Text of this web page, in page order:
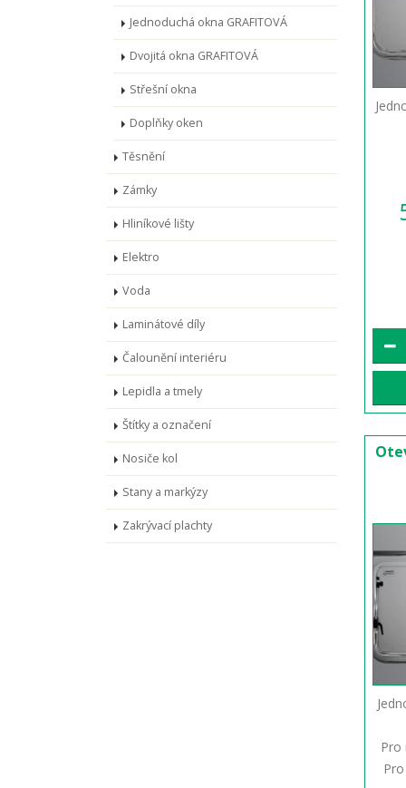
Jednoduchá okna GRAFITOVÁ
Dvojitá okna GRAFITOVÁ
Střešní okna
Doplňky oken
Těsnění
Zámky
Hliníkové lišty
Elektro
Voda
Laminátové díly
Čalounění interiéru
Lepidla a tmely
Štítky a označení
Nosiče kol
Stany a markýzy
Zakrývací plachty
Pro